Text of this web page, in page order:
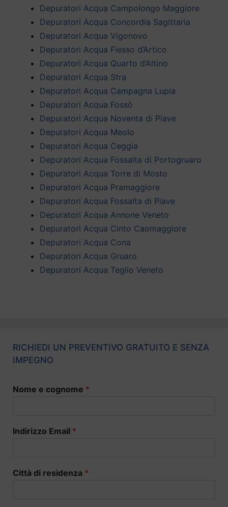
Depuratori Acqua Campolongo Maggiore
Depuratori Acqua Concordia Sagittaria
Depuratori Acqua Vigonovo
Depuratori Acqua Fiesso d’Artico
Depuratori Acqua Quarto d’Altino
Depuratori Acqua Stra
Depuratori Acqua Campagna Lupia
Depuratori Acqua Fossò
Depuratori Acqua Noventa di Piave
Depuratori Acqua Meolo
Depuratori Acqua Ceggia
Depuratori Acqua Fossalta di Portogruaro
Depuratori Acqua Torre di Mosto
Depuratori Acqua Pramaggiore
Depuratori Acqua Fossalta di Piave
Depuratori Acqua Annone Veneto
Depuratori Acqua Cinto Caomaggiore
Depuratori Acqua Cona
Depuratori Acqua Gruaro
Depuratori Acqua Teglio Veneto
RICHIEDI UN PREVENTIVO GRATUITO E SENZA
IMPEGNO
Nome e cognome *
Indirizzo Email *
Città di residenza *